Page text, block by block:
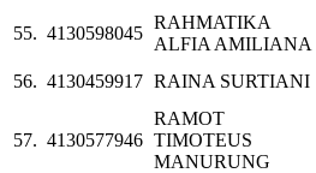
55. 4130598045
RAHMATIKA
ALFIA AMILIANA
56. 4130459917 RAINA SURTIANI
57. 4130577946
RAMOT
TIMOTEUS
MANURUNG